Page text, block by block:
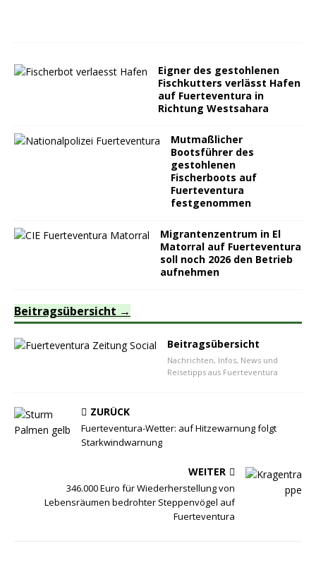
Eigner des gestohlenen
Fischkutters verlässt Hafen
auf Fuerteventura in
Richtung Westsahara
Mutmaßlicher
Bootsführer des
gestohlenen
Fischerboots auf
Fuerteventura
festgenommen
Migrantenzentrum in El
Matorral auf Fuerteventura
soll noch 2026 den Betrieb
aufnehmen
Beitragsübersicht
Beitragsübersicht
Nachrichten, Infos, News und
Reisetipps aus Fuerteventura
ZURÜCK
Fuerteventura-Wetter: auf Hitzewarnung folgt
Starkwindwarnung
WEITER
346.000 Euro für Wiederherstellung von
Lebensräumen bedrohter Steppenvögel auf
Fuerteventura